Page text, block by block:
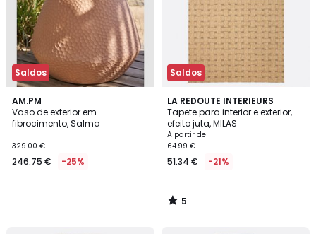
Saldos
AM.PM
Vaso de exterior em
fibrocimento, Salma
329.00 €
246.75 € -25%
Saldos
LA REDOUTE INTERIEURS
Tapete para interior e exterior,
efeito juta, MILAS
A partir de
64.99 €
51.34 € -21%
5
/
5
5
/